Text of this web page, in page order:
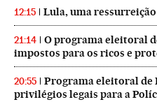
12:15 Lula, uma ressurreição
21:14
O programa eleitoral
impostos para os ricos e
20:55
Programa eleitoral de
privilégios legais para a